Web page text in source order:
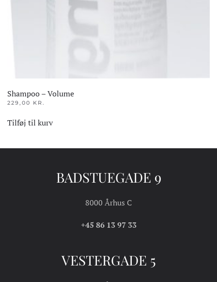
Shampoo – Volume
229,00 KR.
Tilføj til kurv
BADSTUEGADE 9
8000 Århus C
+45 86 13 97 33
VESTERGADE 5